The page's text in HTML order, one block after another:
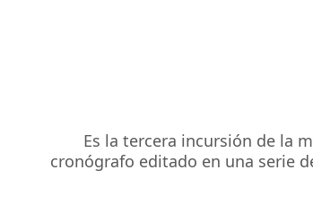
Es la tercera incursión de la
cronógrafo editado en una serie